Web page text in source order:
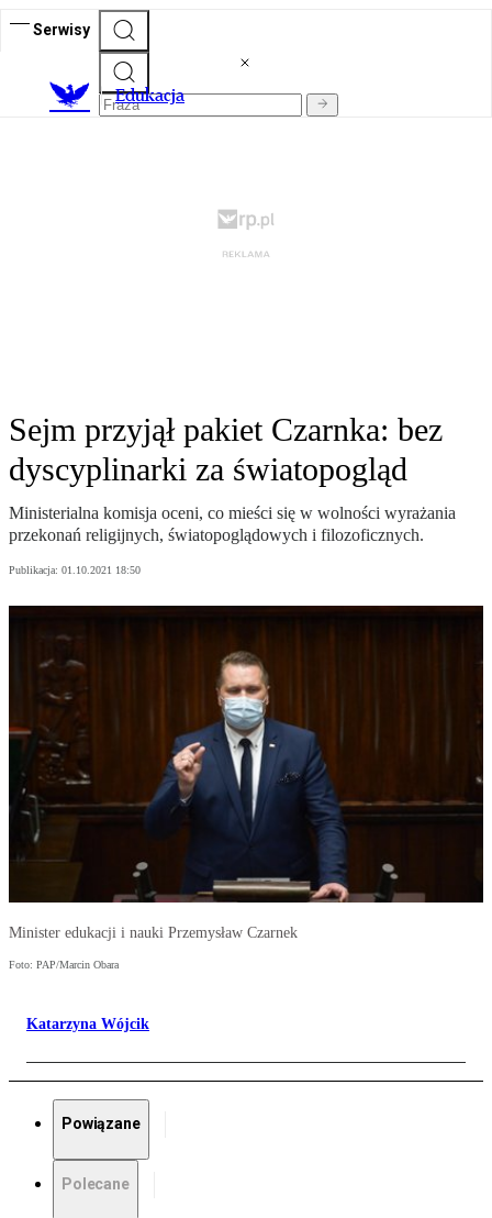
Serwisy
Edukacja
Sejm przyjął pakiet Czarnka: bez
dyscyplinarki za światopogląd
Ministerialna komisja oceni, co mieści się w wolności wyrażania
przekonań religijnych, światopoglądowych i filozoficznych.
Publikacja: 01.10.2021 18:50
Minister edukacji i nauki Przemysław Czarnek
Foto: PAP/Marcin Obara
Katarzyna Wójcik
Powiązane
Polecane